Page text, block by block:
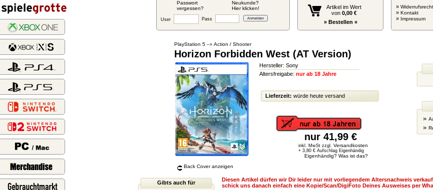
Passwort
vergessen?
Neukunde?
Hier klicken!
User Pass
Artikel im Wert
von 0,00 €
» Bestellen «
» Widerrufsrecht
» Kontakt
» Impressum
PlayStation 5--» Action / Shooter
Horizon Forbidden West (AT Version)
Back Cover anzeigen
Hersteller: Sony
Altersfreigabe: nur ab 18 Jahre
Lieferzeit: würde heute versand
nur 41,99 €
inkl. MwSt zzgl. Versandkosten
+ 3,80 € Aufschlag Eigenhändig
Eigenhändig? Was ist das?
»
»
Gibts auch für
Diesen Artikel dürfen wir Dir leider nur mit vorliegendem Altersnachweis
schick uns danach einfach eine Kopie/Scan/DigiFoto Deines Ausweises per